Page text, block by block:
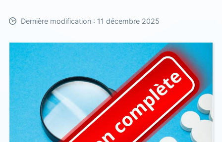
Dernière modification : 11 décembre 2025